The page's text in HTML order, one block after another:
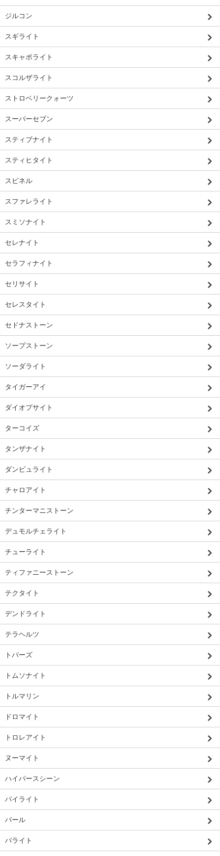
ジルコン
スギライト
スキャポライト
スコルザライト
ストロベリークォーツ
スーパーセブン
スティブナイト
スティヒタイト
スピネル
スファレライト
スミソナイト
セレナイト
セラフィナイト
セリサイト
セレスタイト
セドナストーン
ソープストーン
ソーダライト
タイガーアイ
ダイオプサイト
ターコイズ
タンザナイト
ダンビュライト
チャロアイト
チンターマニストーン
デュモルチェライト
チューライト
ティファニーストーン
テクタイト
デンドライト
テラヘルツ
トパーズ
トムソナイト
トルマリン
ドロマイト
トロレアイト
ヌーマイト
ハイパースシーン
パイライト
パール
バライト